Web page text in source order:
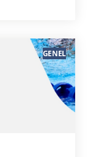
GENEL